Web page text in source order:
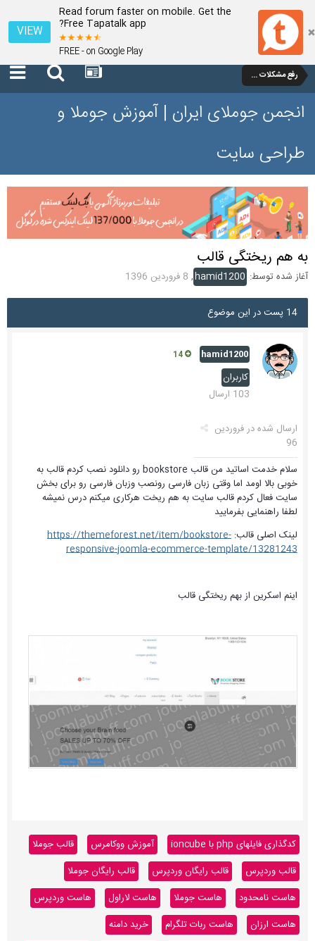
Read forum faster on mobile. Get the
Free Tapatalk app?
FREE - on Google Play
VIEW
رفع مشکلات و سوالات عمومی جوملا 3 تا 3.9
انجمن جوملای ایران | آموزش جوملا و
طراحی سایت
به هم ریختگی قالب
آغاز شده توسط: hamid1200
, 8 فروردین 1396
14 پست در این موضوع
hamid1200
کاربران
103 ارسال
ارسال شده درفروردین
96
سلام خدمت اساتید من قالب bookstore رو دانلود نصب کردم قالب به
خوبی بالا اومد اما وقتی زبان فارسی رونصب وزبان فارسی رو برای بخش
سایت فعال کردم قالب سایت به هم ریخت هرکاری میکنم درس نمیشه
لطفا راهنمایی بفرمایید
لینک اصلی قالب: https://themeforest.net/item/bookstore-
responsive-joomla-ecommerce-template/13281243
اینم اسکرین از بهم ریختگی قالب
کدگذاری فایلهای php با ioncube آموزش ووکامرس
قالب جوملا
قالب وردپرس
قالب رایگان وردپرس
قالب رایگان جوملا
هاست نامحدود
هاست جوملا هاست لاراول
هاست وردپرس
هاست ارزان
هاست ربات تلگرام
خرید دامنه